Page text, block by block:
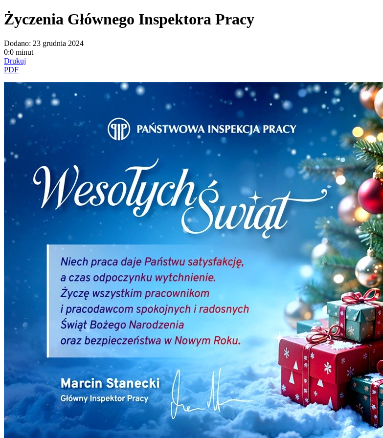
Życzenia Głównego Inspektora Pracy
Dodano: 23 grudnia 2024
0:0 minut
Drukuj
PDF